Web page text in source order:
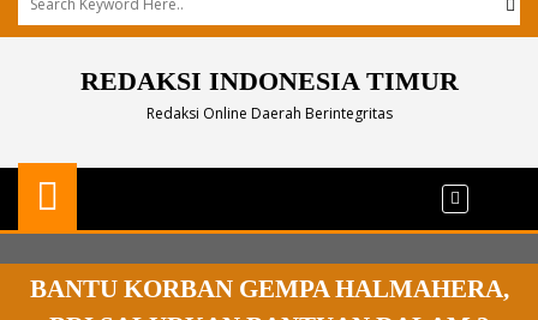
REDAKSI INDONESIA TIMUR
Redaksi Online Daerah Berintegritas
BANTU KORBAN GEMPA HALMAHERA,